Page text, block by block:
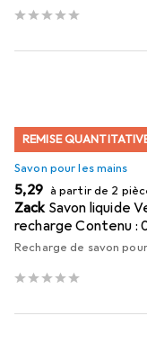
REMISE
Savon pour les mains
EUR
5,29 à partir de 2
Zack Savon liquide
recharge Contenu :
Recharge de savon